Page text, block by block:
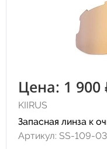
Цена: 1 900
KIIRUS
Запасная линза к
Артикул: SS-109-03